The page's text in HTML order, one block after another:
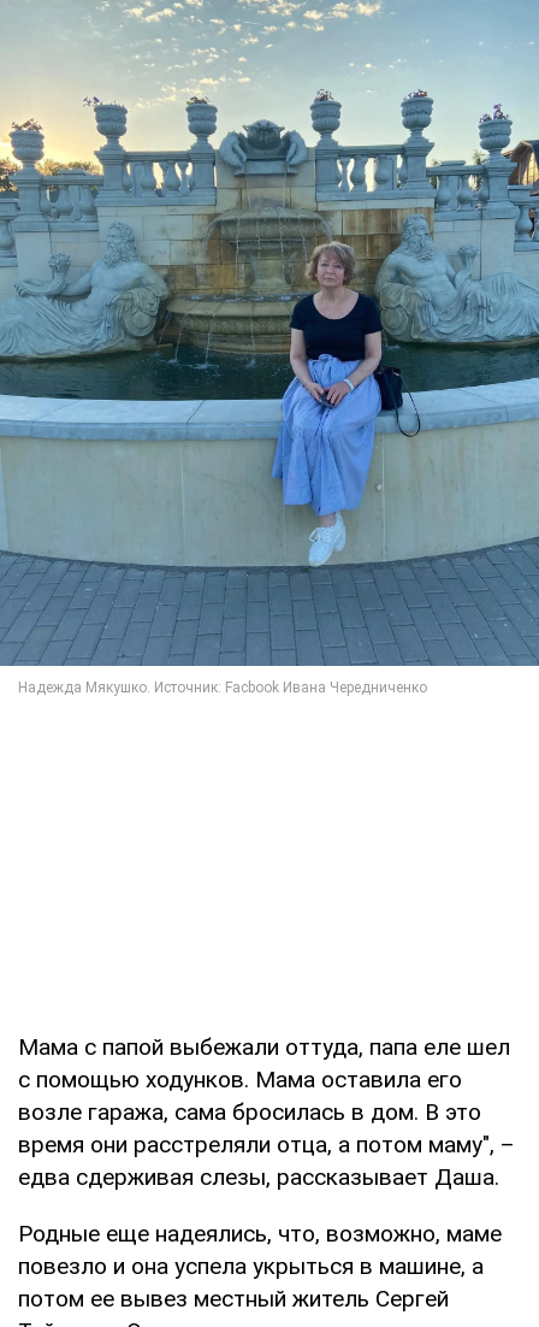
Мама с папой выбежали оттуда, папа еле шел
с помощью ходунков. Мама оставила его
возле гаража, сама бросилась в дом. В это
время они расстреляли отца, а потом маму", –
едва сдерживая слезы, рассказывает Даша.
Родные еще надеялись, что, возможно, маме
повезло и она успела укрыться в машине, а
потом ее вывез местный житель Сергей